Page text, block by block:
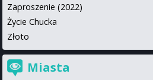
Zaproszenie (2022)
Życie Chucka
Złoto
Miasta